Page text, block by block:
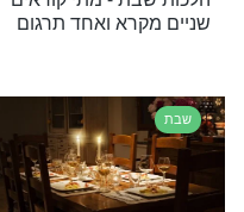
- כתיבת תפילין,